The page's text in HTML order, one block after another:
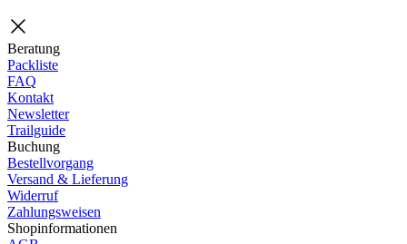
Beratung
Packliste
FAQ
Kontakt
Newsletter
Trailguide
Buchung
Bestellvorgang
Versand & Lieferung
Widerruf
Zahlungsweisen
Shopinformationen